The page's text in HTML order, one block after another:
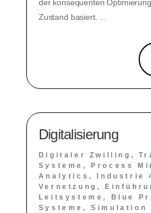
der konsequenten
Zustand basiert. ...
Digitalisierung
Digitaler Zwilling,
Systeme, Process
Analytics, Industrie
Vernetzung,
Leitsysteme, Blue
Systeme, Simulation